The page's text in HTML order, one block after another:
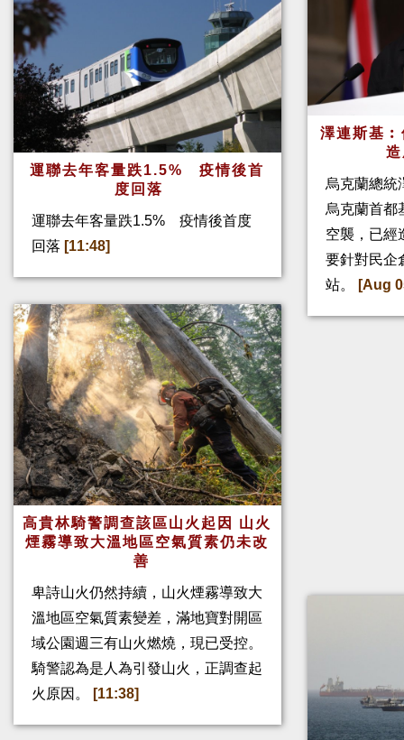
運聯去年客量跌1.5% 疫情後首
度回落
運聯去年客量跌1.5% 疫情後首度
回落 [11:48]
高貴林騎警調查該區山火起因 山火
煙霧導致大溫地區空氣質素仍未改
善
卑詩山火仍然持續，山火煙霧導致大
溫地區空氣質素變差，滿地寶對開區
域公園週三有山火燃燒，現已受控。
騎警認為是人為引發山火，正調查起
火原因。
[11:38]
澤連斯基
烏克蘭總統
烏克蘭首都
空襲，已經
要針對民企
站。
[Aug